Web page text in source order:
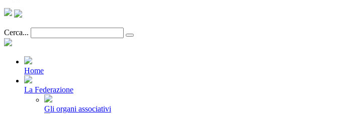
Cerca...
Home
La Federazione
Gli organi associativi